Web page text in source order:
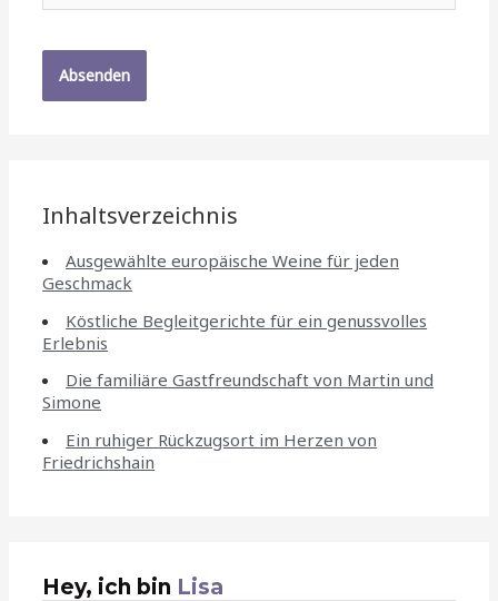
Inhaltsverzeichnis
Ausgewählte europäische Weine für jeden
Geschmack
Köstliche Begleitgerichte für ein genussvolles
Erlebnis
Die familiäre Gastfreundschaft von Martin und
Simone
Ein ruhiger Rückzugsort im Herzen von
Friedrichshain
Hey, ich bin Lisa